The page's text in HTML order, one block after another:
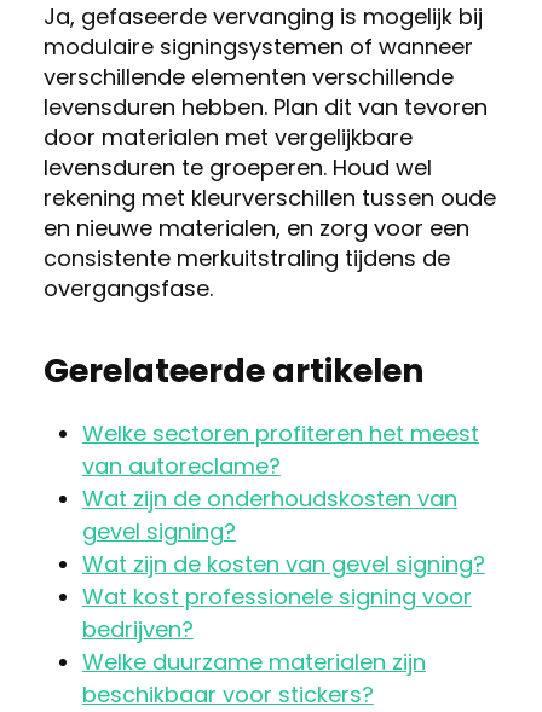
Ja, gefaseerde vervanging is mogelijk bij
modulaire signingsystemen of wanneer
verschillende elementen verschillende
levensduren hebben. Plan dit van tevoren
door materialen met vergelijkbare
levensduren te groeperen. Houd wel
rekening met kleurverschillen tussen oude
en nieuwe materialen, en zorg voor een
consistente merkuitstraling tijdens de
overgangsfase.
Gerelateerde artikelen
Welke sectoren profiteren het meest
van autoreclame?
Wat zijn de onderhoudskosten van
gevel signing?
Wat zijn de kosten van gevel signing?
Wat kost professionele signing voor
bedrijven?
Welke duurzame materialen zijn
beschikbaar voor stickers?